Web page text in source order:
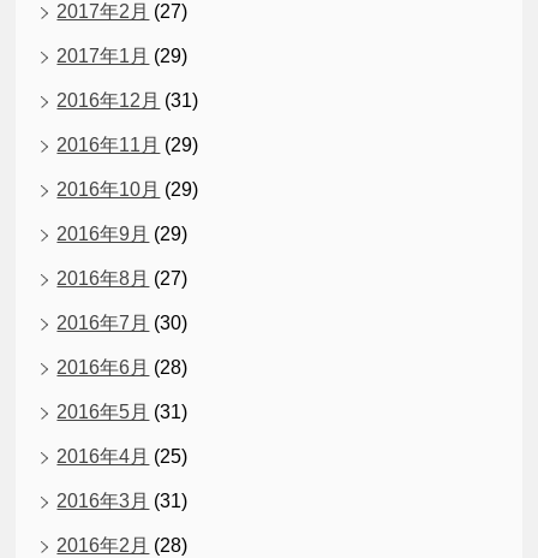
2017年2月 (27)
2017年1月 (29)
2016年12月 (31)
2016年11月 (29)
2016年10月 (29)
2016年9月 (29)
2016年8月 (27)
2016年7月 (30)
2016年6月 (28)
2016年5月 (31)
2016年4月 (25)
2016年3月 (31)
2016年2月 (28)